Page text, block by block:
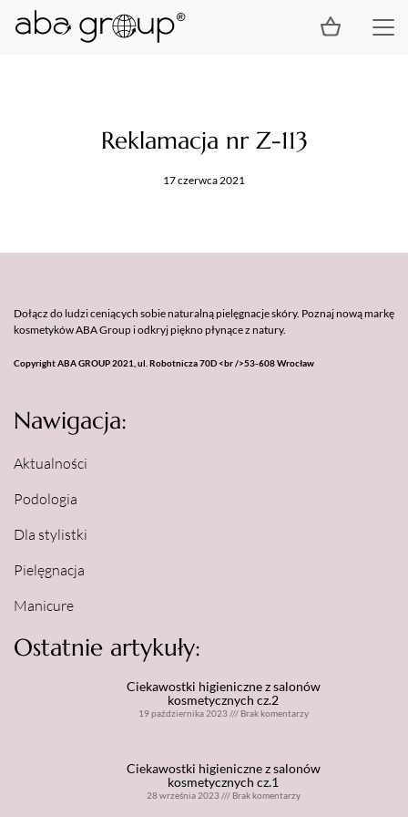
Reklamacja nr Z-113
17 czerwca 2021
Dołącz do ludzi ceniących sobie naturalną pielęgnacje skóry. Poznaj nową markę
kosmetyków ABA Group i odkryj piękno płynące z natury.
Copyright ABA GROUP 2021, ul. Robotnicza 70D <br />53-608 Wrocław
Nawigacja:
Aktualności
Podologia
Dla stylistki
Pielęgnacja
Manicure
Ostatnie artykuły:
Ciekawostki higieniczne z salonów
kosmetycznych cz.2
19 października 2023/// Brak komentarzy
Ciekawostki higieniczne z salonów
kosmetycznych cz.1
28 września 2023/// Brak komentarzy